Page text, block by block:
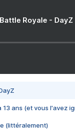
Royale - DayZ
13 ans (et vous l'avez
(littéralement)